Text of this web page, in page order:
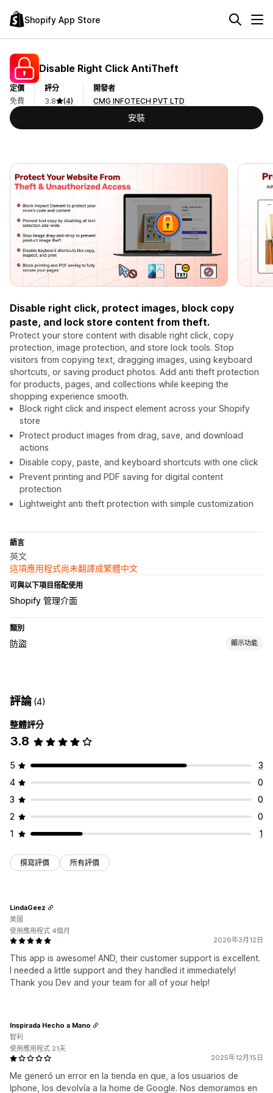
Shopify App Store
Disable Right Click AntiTheft
定價
免費
評分
3.8
(4)
開發者
CMG INFOTECH PVT LTD
安裝
Disable right click, protect images, block copy
paste, and lock store content from theft.
Protect your store content with disable right click, copy
protection, image protection, and store lock tools. Stop
visitors from copying text, dragging images, using keyboard
shortcuts, or saving product photos. Add anti theft protection
for products, pages, and collections while keeping the
shopping experience smooth.
Block right click and inspect element across your Shopify
store
Protect product images from drag, save, and download
actions
Disable copy, paste, and keyboard shortcuts with one click
Prevent printing and PDF saving for digital content
protection
Lightweight anti theft protection with simple customization
語言
英文
這項應用程式尚未翻譯成繁體中文
可與以下項目搭配使用
Shopify 管理介面
類別
防盜 顯示功能
SEO 內容
封鎖操作
複製和貼上 選取文字
評論(4)
整體評分
3.8
5
3
4
0
3
0
2
0
1
1
撰寫評價 所有評價
2026年3月12日
This app is awesome! AND, their customer support is excellent.
I needed a little support and they handled it immediately!
Thank you Dev and your team for all of your help!
LindaGeez
美國
使用應用程式 4個月
2025年12月15日
Me generó un error en la tienda en que, a los usuarios de
Iphone, los devolvía a la home de Google. Nos demoramos en
Inspirada Hecho a Mano
智利
使用應用程式 21天